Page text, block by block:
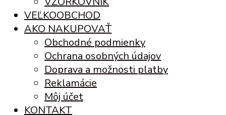
VEĽKOOBCHOD
AKO NAKUPOVAŤ
Obchodné podmienky
Ochrana osobných údajov
Doprava a možnosti platby
Reklamácie
Môj účet
KONTAKT